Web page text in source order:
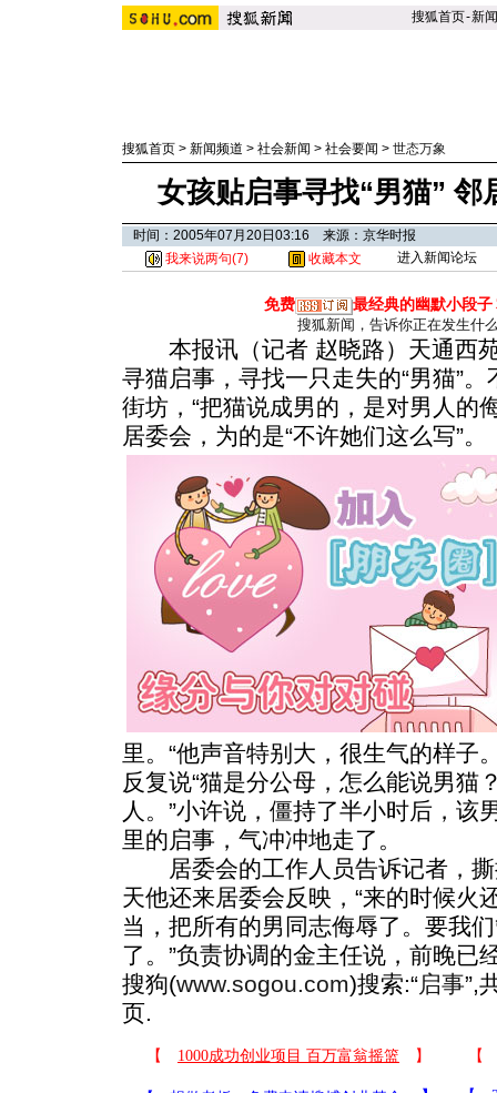
搜狐首页-新闻
搜狐首页 > 新闻频道 > 社会新闻 > 社会要闻 > 世态万象
女孩贴启事寻找“男猫” 邻
时间：2005年07月20日03:16 来源：京华时报
我来说两句(7) 收藏本文 进入新闻论坛
免费 最经典的幽默小段子
搜狐新闻，告诉你正在发生什
本报讯（记者 赵晓路）天通西
寻猫启事，寻找一只走失的“男猫”
街坊，“把猫说成男的，是对男人的
居委会，为的是“不许她们这么写”。
里。“他声音特别大，很生气的样子
反复说“猫是分公母，怎么能说男猫
人。”小许说，僵持了半小时后，该
里的启事，气冲冲地走了。
居委会的工作人员告诉记者，撕
天他还来居委会反映，“来的时候火
当，把所有的男同志侮辱了。要我
了。”负责协调的金主任说，前晚已
搜狗(www.sogou.com)搜索:“启事”,
页.